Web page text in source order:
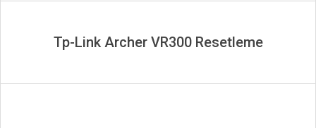
Tp-Link Archer VR300 Resetleme